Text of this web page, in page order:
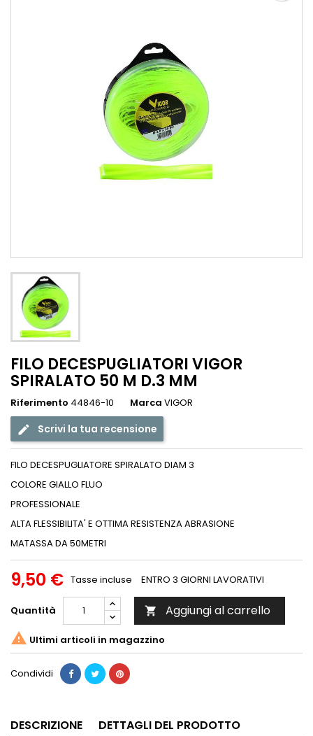
FILO DECESPUGLIATORI VIGOR
SPIRALATO 50 M D.3 MM
Riferimento 44846-10 Marca VIGOR
Scrivi la tua recensione
FILO DECESPUGLIATORE SPIRALATO DIAM 3
COLORE GIALLO FLUO
PROFESSIONALE
ALTA FLESSIBILITA' E OTTIMA RESISTENZA ABRASIONE
MATASSA DA 50METRI
9,50 € Tasse incluse ENTRO 3 GIORNI LAVORATIVI
Quantità  Aggiungi al carrello
 Ultimi articoli in magazzino
Condividi
DESCRIZIONE DETTAGLI DEL PRODOTTO